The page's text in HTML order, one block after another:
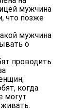
мужчина
что позже
мужчина
о
проводить
когда
могут